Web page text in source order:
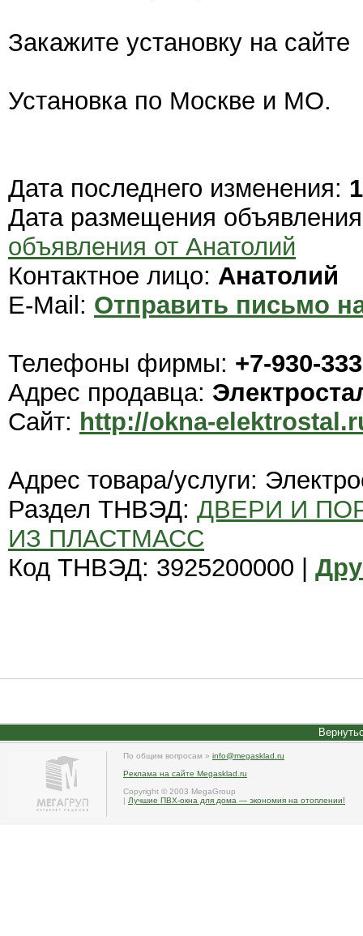
Закажите установку на сайте
Установка по Москве и МО.
Дата последнего изменения:
Дата размещения
объявления от Анатолий
Контактное лицо: Анатолий
E-Mail: Отправить письмо
Телефоны фирмы: +7-930-
Адрес продавца:
Сайт: http://okna-
Адрес товара/услуги:
Раздел ТНВЭД: ДВЕРИ И
ИЗ ПЛАСТМАСС
Код ТНВЭД: 3925200000 |
По общим вопросам » info@megasklad.ru
Реклама на сайте Megasklad.ru
Copyright © 2003 MegaGroup
| Лучшие ПВХ-окна для дома — экономия на отоплении!